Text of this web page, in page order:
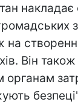
на
Він
органам